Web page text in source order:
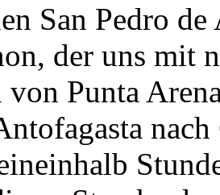
San Pedro
der uns mit
von Punta